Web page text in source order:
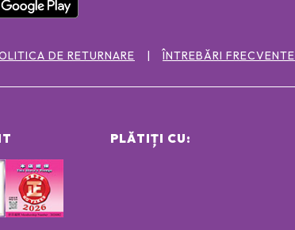
DE RETURNARE ÎNTREBĂRI FRECVENTE
PLĂTIȚI CU: